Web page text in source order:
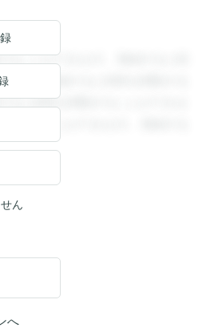
ことができます。登録すると回
す。登録すると回答を閲覧する
と回答を閲覧することができま
することができます。登録する
ん
へ